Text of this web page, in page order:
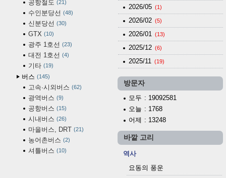
공항철도 21
수인분당선 48
신분당선 30
GTX 10
광주 1호선 23
대전 1호선 4
기타 19
버스 145
고속·시외버스 62
광역버스 9
공항버스 15
시내버스 26
마을버스, DRT 21
농어촌버스 2
셔틀버스 10
2026/05 (1)
2026/02 (5)
2026/01 (13)
2025/12 (6)
2025/11 (19)
방문자
모두 : 19092581
오늘 : 1768
어제 : 13248
바깥 고리
역사
요동의 풍운